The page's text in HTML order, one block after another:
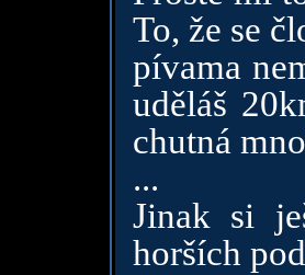
To, že se
pívama
uděláš
chutná
...
Jinak si
horších